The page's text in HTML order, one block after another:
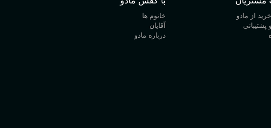
از مادو
پشتیبانی
خانوم ها
آقایان
درباره مادو